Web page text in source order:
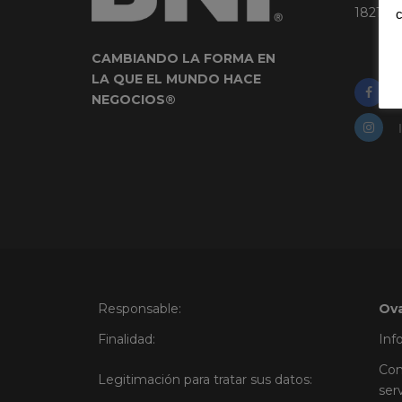
CAMBIANDO LA FORMA EN
LA QUE EL MUNDO HACE
NEGOCIOS®
18210
Responsable:
Finalidad:
Legitimación para tratar sus datos: